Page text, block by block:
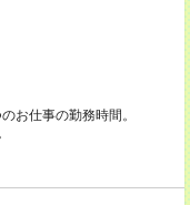
お仕事の勤務時間。